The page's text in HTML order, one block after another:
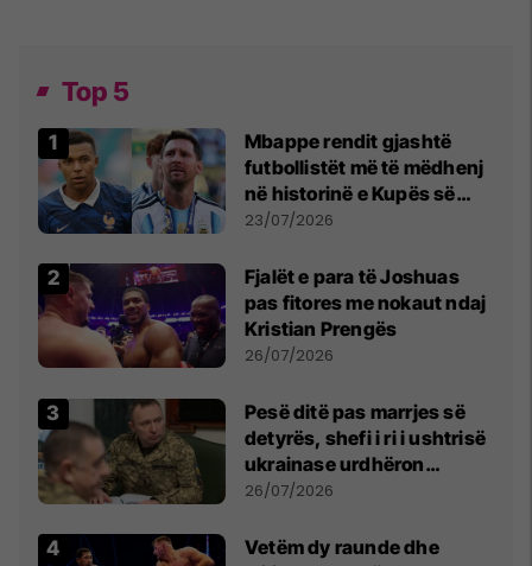
Top 5
Mbappe rendit gjashtë
futbollistët më të mëdhenj
në historinë e Kupës së
Botës, Messi mbetet i dyti
23/07/2026
Fjalët e para të Joshuas
pas fitores me nokaut ndaj
Kristian Prengës
26/07/2026
Pesë ditë pas marrjes së
detyrës, shefi i ri i ushtrisë
ukrainase urdhëron
kontroll të madh
26/07/2026
Vetëm dy raunde dhe